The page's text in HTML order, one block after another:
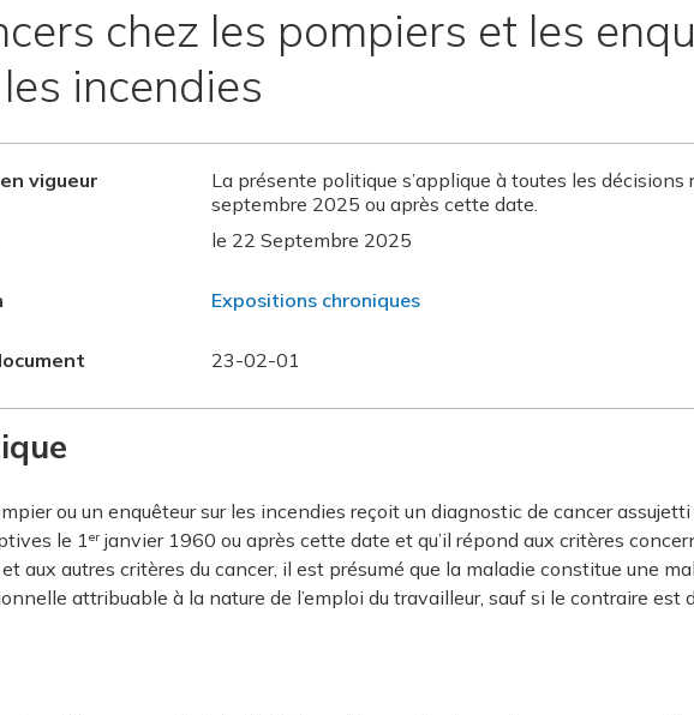
chez les pompiers et les
incendies
vigueur
La présente politique s’applique à toutes les décisions
septembre 2025 ou après cette date.
le 22 Septembre 2025
Expositions chroniques
23-02-01
ou un enquêteur sur les incendies reçoit un diagnostic de cancer
le 1er janvier 1960 ou après cette date et qu’il répond aux critères
et aux autres critères du cancer, il est présumé que la maladie constitue une
attribuable à la nature de l’emploi du travailleur, sauf si le contraire est